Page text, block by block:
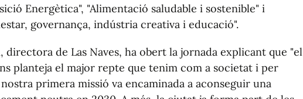
Energètica", "Alimentació saludable i sostenible" i
governança, indústria creativa i educació".
directora de Las Naves, ha obert la jornada explicant que "el
planteja el major repte que tenim com a societat i per
primera missió va encaminada a aconseguir una